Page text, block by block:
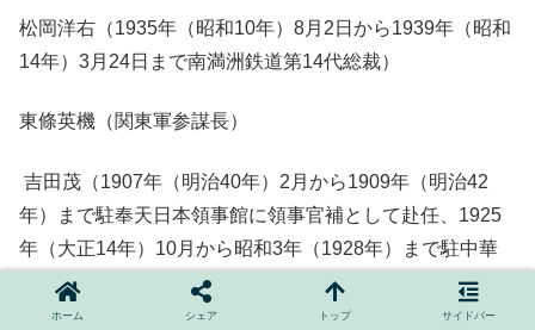
松岡洋右（1935年（昭和10年）8月2日から1939年（昭和
14年）3月24日まで南満洲鉄道第14代総裁）
東條英機（関東軍参謀長）
吉田茂（1907年（明治40年）2月から1909年（明治42
年）まで駐奉天日本領事館に領事官補として赴任、1925
年（大正14年）10月から昭和3年（1928年）まで駐中華
民国奉天・大日本帝国総領事）
ホーム シェア トップ サイドバー